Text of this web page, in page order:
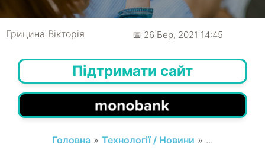
Грицина Вікторія 📅 26 Бер, 2021 14:45
Підтримати сайт
Головна » Технології / Новини » ...